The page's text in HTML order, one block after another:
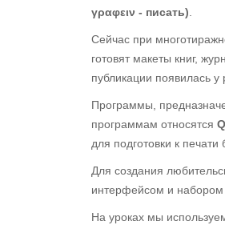
γραφειν - писать)
Сейчас при
готовят макеты книг,
публикации появилась у
Программы,
программам относятся
для подготовки к
Для создания
интерфейсом и
На уроках мы